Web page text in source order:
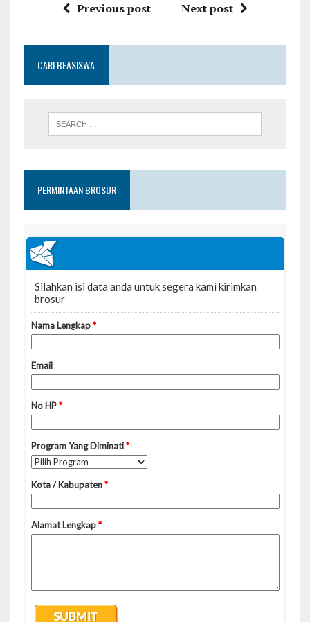
Previous post Next post
CARI BEASISWA
PERMINTAAN BROSUR